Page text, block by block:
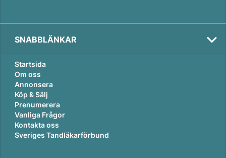
SNABBLÄNKAR
Startsida
Om oss
Annonsera
Köp & Sälj
Prenumerera
Vanliga Frågor
Kontakta oss
Sveriges Tandläkarförbund